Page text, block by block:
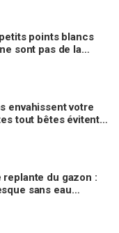
points blancs
sont pas de la
envahissent votre
tout bêtes évitent
du gazon :
sans eau